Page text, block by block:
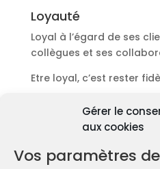
Gérer le
aux cookies
Vos paramètres
Loyauté
Loyal à l’égard de ses
collègues et ses
Etre loyal, c’est rester
Découvrir les diagnostics
Pourquoi les
immobiliers
obligatoires ?